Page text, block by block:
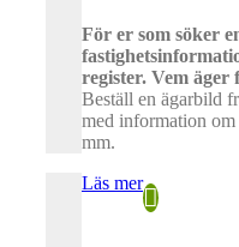
För er som söker
register. Vem äger
Beställ en ägarbild
med information
mm.
Läs mer